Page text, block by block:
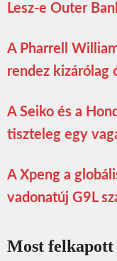
Lesz-e Outer
A Pharrell
rendez kizárólag
A Seiko és a
tiszteleg egy
A Xpeng a
vadonatúj G9L
Most felkapott